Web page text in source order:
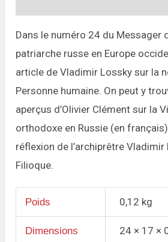
Dans le numéro 24 du Messager
patriarche russe en Europe
article de Vladimir Lossky sur la
Personne humaine. On peut y
aperçus d’Olivier Clément sur la
orthodoxe en Russie (en français)
réflexion de l’archiprêtre Vladimir
Filioque.
Poids 0,12 kg
Dimensions 24 × 17 ×